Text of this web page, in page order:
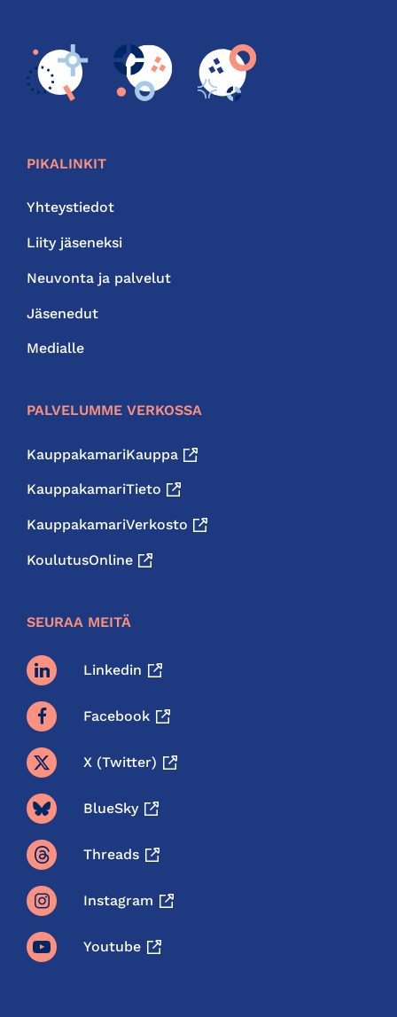
PIKALINKIT
Yhteystiedot
Liity jäseneksi
Neuvonta ja palvelut
Jäsenedut
Medialle
PALVELUMME VERKOSSA
KauppakamariKauppa
KauppakamariTieto
KauppakamariVerkosto
KoulutusOnline
SEURAA MEITÄ
Linkedin
Facebook
X (twitter)
BlueSky
Threads
Instagram
Youtube